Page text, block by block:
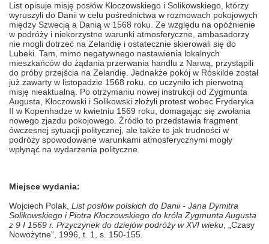
List opisuje misję posłów Kłoczowskiego i Solikowskiego, którzy
wyruszyli do Danii w celu pośrednictwa w rozmowach pokojowych
między Szwecją a Danią w 1568 roku. Ze względu na opóźnienie
w podróży i niekorzystne warunki atmosferyczne, ambasadorzy
nie mogli dotrzeć na Zelandię i ostatecznie skierowali się do
Lubeki. Tam, mimo negatywnego nastawienia lokalnych
mieszkańców do żądania przerwania handlu z Narwą, przystąpili
do próby przejścia na Zelandię. Jednakże pokój w Róskilde został
już zawarty w listopadzie 1568 roku, co uczyniło ich pierwotną
misję nieaktualną. Po otrzymaniu nowej instrukcji od Zygmunta
Augusta, Kłoczowski i Solikowski złożyli protest wobec Fryderyka
II w Kopenhadze w kwietniu 1569 roku, domagając się zwołania
nowego zjazdu pokojowego. Źródło to przedstawia fragment
ówczesnej sytuacji politycznej, ale także to jak trudności w
podróży spowodowane warunkami atmosferycznymi mogły
wpłynąć na wydarzenia polityczne.
Miejsce wydania:
Wojciech Polak, List posłów polskich do Danii - Jana Dymitra
Solikowskiego i Piotra Kłoczowskiego do króla Zygmunta Augusta
z 9 I 1569 r. Przyczynek do dziejów podróży w XVI wieku , „Czasy
Nowożytne”, 1996, t. 1, s. 150-155.